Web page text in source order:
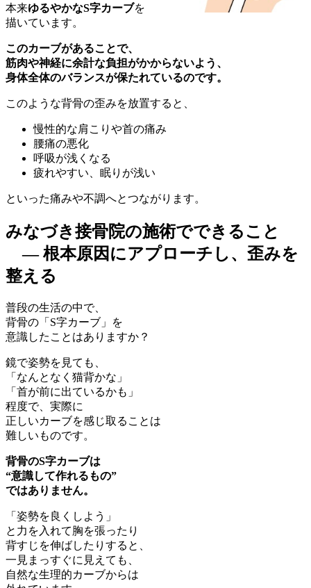
本来ゆるやかなS字カーブを
描いています。
このカーブがあることで、
筋肉や神経に余計な負担がかからないよう、
身体全体のバランスが保たれているのです。
このような背骨の歪みを放置すると、
慢性的な肩こりや首の痛み
腰痛の悪化
呼吸が浅くなる
疲れやすい、眠りが浅い
といった痛みや不調へとつながります。
みなづき接骨院の施術でできること
― 根本原因にアプローチし、歪みを
整える
普段の生活の中で、
背骨の「S字カーブ」を
意識したことはありますか？
鏡で姿勢を見ても、
「なんとなく猫背かな」
「首が前に出ているかも」
程度で、実際に
正しいカーブを感じ取ることは
難しいものです。
背骨のS字カーブは
“意識して作れるもの”
ではありません。
「姿勢を良くしよう」
と力を入れて胸を張ったり
背すじを伸ばしたりすると、
一見まっすぐに見えても、
自然な生理的カーブからは